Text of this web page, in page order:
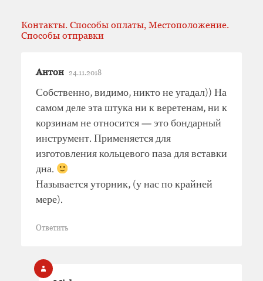
Контакты. Способы оплаты, Местоположение.
Способы отправки
Антон 24.11.2018
Собственно, видимо, никто не угадал)) На
самом деле эта штука ни к веретенам, ни к
корзинам не относится — это бондарный
инструмент. Применяется для
изготовления кольцевого паза для вставки
дна.
Называется уторник, (у нас по крайней
мере).
Ответить